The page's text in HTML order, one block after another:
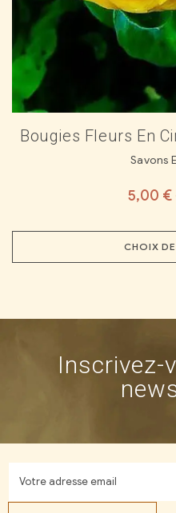
Bougies Fleurs En
Savons
5,00 €
CHOIX
Inscrivez-